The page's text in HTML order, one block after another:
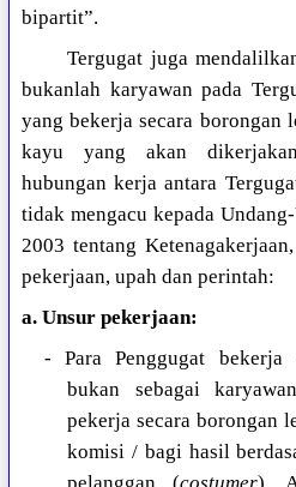
bipartit”.
Tergugat juga
bukanlah karyawan pada
yang bekerja secara borongan
kayu yang akan
hubungan kerja antara
tidak mengacu kepada
2003 tentang
pekerjaan, upah dan perintah:
a. Unsur pekerjaan:
- Para Penggugat bekerja
bukan sebagai
pekerja secara borongan
komisi / bagi hasil